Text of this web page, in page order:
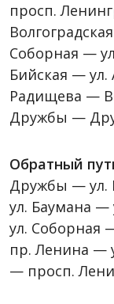
просп.
Соборная —
Бийская — ул.
Радищева —
Дружбы —
Обратный
Дружбы — ул.
ул. Баумана —
ул. Соборная
пр. Ленина —
— просп.